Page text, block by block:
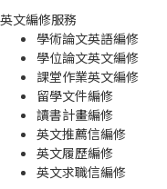
英文編修服務
學術論文英語編修
學位論文英文編修
課堂作業英文編修
留學文件編修
讀書計畫編修
英文推薦信編修
英文履歷編修
英文求職信編修